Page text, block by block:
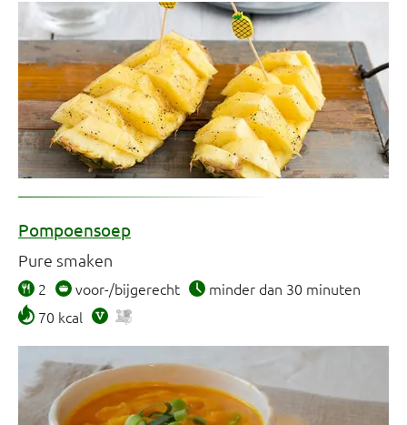
Pompoensoep
Pure smaken
2 voor-/bijgerecht
minder dan 30 minuten
70 kcal